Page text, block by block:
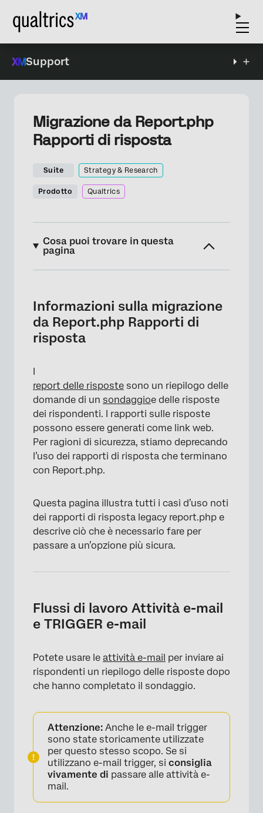
Support
Migrazione da Report.php
Rapporti di risposta
Suite Strategy & Research
Prodotto Qualtrics
Cosa puoi trovare in questa
pagina
Flussi di lavoro Attività e-mail e TRIGGER e-
mail
Dashboard CX
Esportazione di dati integrati da Dati e
Analisi
Informazioni sulla migrazione
da Report.php Rapporti di
risposta
I
report delle risposte sono un riepilogo delle
domande di un sondaggioe delle risposte
dei rispondenti. I rapporti sulle risposte
possono essere generati come link web.
Per ragioni di sicurezza, stiamo deprecando
l’uso dei rapporti di risposta che terminano
con Report.php.
Questa pagina illustra tutti i casi d’uso noti
dei rapporti di risposta legacy report.php e
descrive ciò che è necessario fare per
passare a un’opzione più sicura.
Flussi di lavoro Attività e-mail
e TRIGGER e-mail
Potete usare le attività e-mail per inviare ai
rispondenti un riepilogo delle risposte dopo
che hanno completato il sondaggio.
Attenzione: Anche le e-mail trigger
sono state storicamente utilizzate
per questo stesso scopo. Se si
utilizzano e-mail trigger, si consiglia
vivamente di passare alle attività e-
mail.